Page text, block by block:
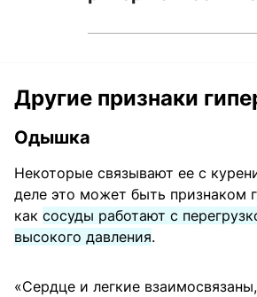
Другие признаки
Одышка
Некоторые связывают ее с
деле это может быть признаком
как сосуды работают с
высокого давления.
«Сердце и легкие